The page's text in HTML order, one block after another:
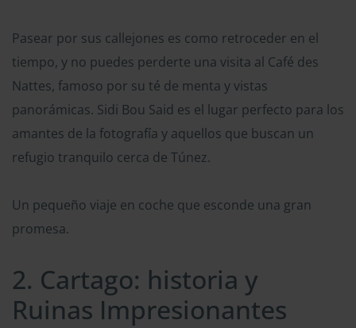
Pasear por sus callejones es como retroceder en el
tiempo, y no puedes perderte una visita al Café des
Nattes, famoso por su té de menta y vistas
panorámicas. Sidi Bou Said es el lugar perfecto para los
amantes de la fotografía y aquellos que buscan un
refugio tranquilo cerca de Túnez.
Un pequeño viaje en coche que esconde una gran
promesa.
2. Cartago: historia y
Ruinas Impresionantes